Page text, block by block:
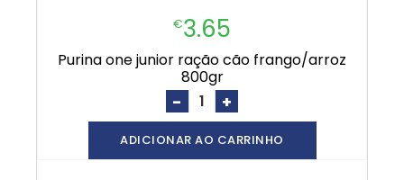
€3.65
purina one junior ração cão frango/arroz
800gr
- +
ADICIONAR AO CARRINHO